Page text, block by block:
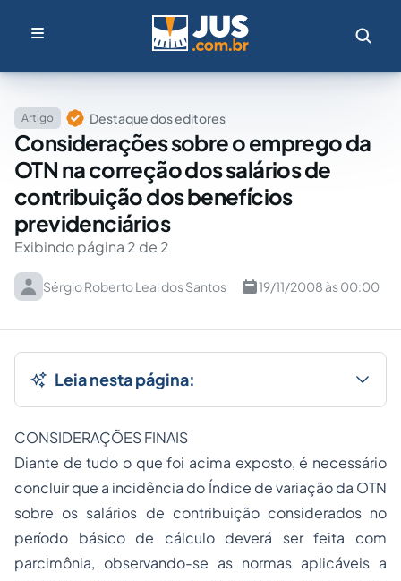
Artigo Destaque dos editores
Considerações sobre o emprego da
OTN na correção dos salários de
contribuição dos benefícios
previdenciários
Exibindo página 2 de 2
Sérgio Roberto Leal dos Santos 19/11/2008 às 00:00
Leia nesta página:
CONSIDERAÇÕES FINAIS
Diante de tudo o que foi acima exposto, é necessário
concluir que a incidência do Índice de variação da OTN
sobre os salários de contribuição considerados no
período básico de cálculo deverá ser feita com
parcimônia, observando-se as normas aplicáveis a